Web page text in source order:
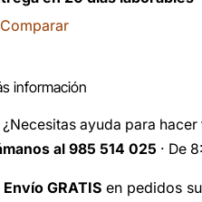
Comparar
información
¿Necesitas ayuda para hacer
al 985 514 025 · De
Envío GRATIS en pedidos